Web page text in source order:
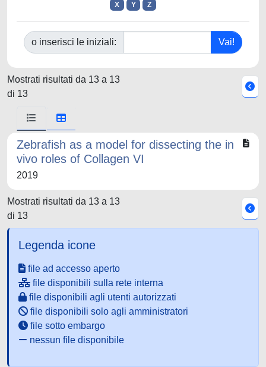
X
Y Z
o inserisci le iniziali:
Mostrati risultati da 13 a 13
di 13
Zebrafish as a model for dissecting the in
vivo roles of Collagen VI
2019
Mostrati risultati da 13 a 13
di 13
Legenda icone
file ad accesso aperto
file disponibili sulla rete interna
file disponibili agli utenti autorizzati
file disponibili solo agli amministratori
file sotto embargo
nessun file disponibile